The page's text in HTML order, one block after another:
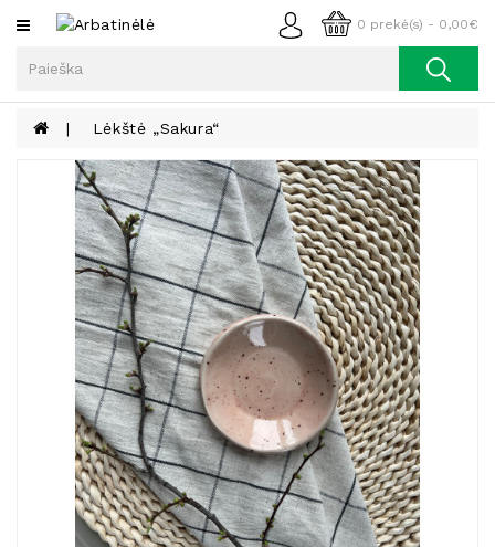
0 prekė(s) - 0,00€
Kategorijos
Kava
Prieskoniai
Lieknėjimui,
Sveikatai
Grožiui
Riešutai
Becukriai
Saldėsiai
Saldėsiai
Gurmanams
Natūralios
Lėkštė „Sakura“